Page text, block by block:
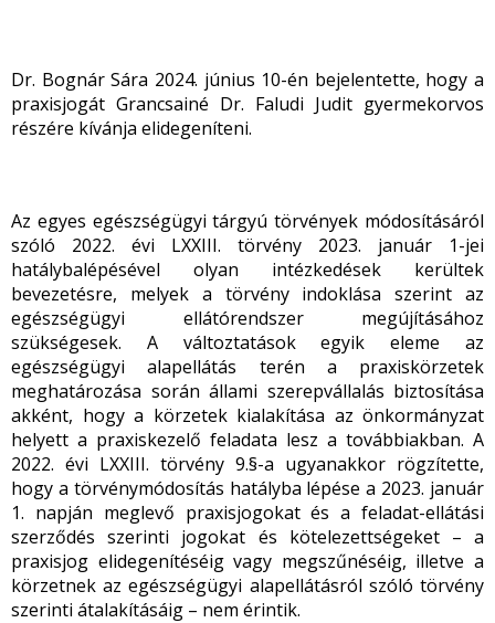
Dr. Bognár Sára 2024. június 10-én bejelentette, hogy a
praxisjogát Grancsainé Dr. Faludi Judit gyermekorvos
részére kívánja elidegeníteni.
Az egyes egészségügyi tárgyú törvények módosításáról
szóló 2022. évi LXXIII. törvény 2023. január 1-jei
hatálybalépésével olyan intézkedések kerültek
bevezetésre, melyek a törvény indoklása szerint az
egészségügyi ellátórendszer megújításához
szükségesek. A változtatások egyik eleme az
egészségügyi alapellátás terén a praxiskörzetek
meghatározása során állami szerepvállalás biztosítása
akként, hogy a körzetek kialakítása az önkormányzat
helyett a praxiskezelő feladata lesz a továbbiakban. A
2022. évi LXXIII. törvény 9.§-a ugyanakkor rögzítette,
hogy a törvénymódosítás hatályba lépése a 2023. január
1. napján meglevő praxisjogokat és a feladat-ellátási
szerződés szerinti jogokat és kötelezettségeket – a
praxisjog elidegenítéséig vagy megszűnéséig, illetve a
körzetnek az egészségügyi alapellátásról szóló törvény
szerinti átalakításáig – nem érintik.